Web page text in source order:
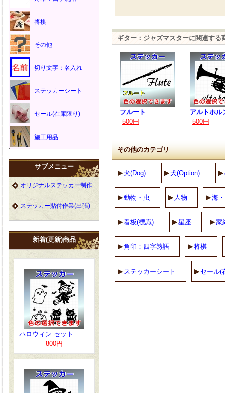
ギター：ジャズマスターに関連する
フルート
500円
アルトホル
500円
その他のカテゴリ
犬(Dog) 犬(Option)
動物・虫 人物 海
看板(標識) 星座 家
角印：四字熟語 将棋
ステッカーシート セール(
将棋
その他
切り文字：名入れ
ステッカーシート
セール(在庫限り)
施工用品
サブメニュー
オリジナルステッカー制作
ステッカー貼付作業(出張)
新着(更新)商品
ハロウィン セット
800円